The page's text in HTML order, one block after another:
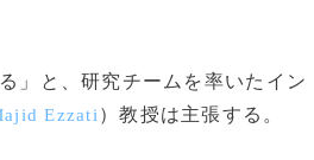
」と、研究チームを率いたイン
Ezzati ）教授は主張する。